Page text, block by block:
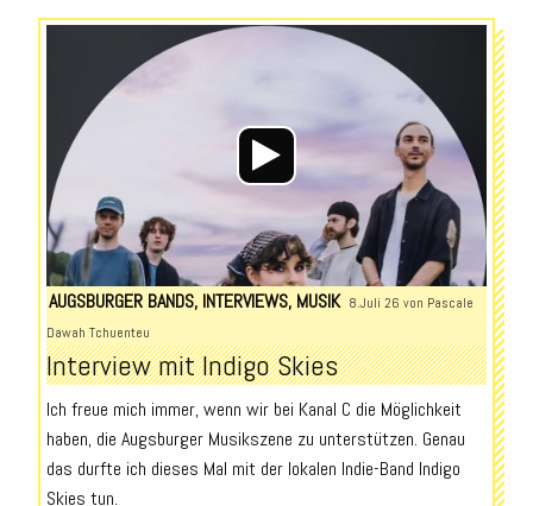
Audio-
Player
AUGSBURGER BANDS, INTERVIEWS, MUSIK 8.Juli 26 von Pascale
Dawah Tchuenteu
Interview mit Indigo Skies
Ich freue mich immer, wenn wir bei Kanal C die Möglichkeit
haben, die Augsburger Musikszene zu unterstützen. Genau
das durfte ich dieses Mal mit der lokalen Indie-Band Indigo
Skies tun.